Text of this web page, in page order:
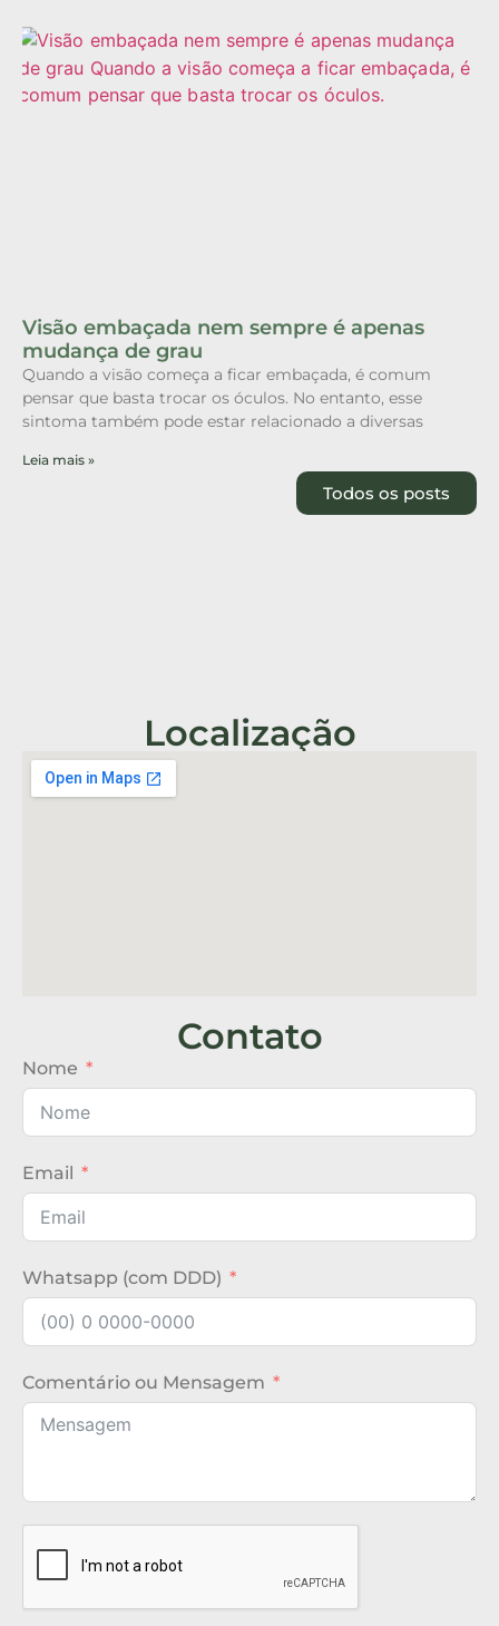
Visão embaçada nem sempre é apenas
mudança de grau
Quando a visão começa a ficar embaçada, é comum
pensar que basta trocar os óculos. No entanto, esse
sintoma também pode estar relacionado a diversas
Leia mais »
Todos os posts
Localização
Contato
Nome
Email
Whatsapp (com DDD)
Comentário ou Mensagem